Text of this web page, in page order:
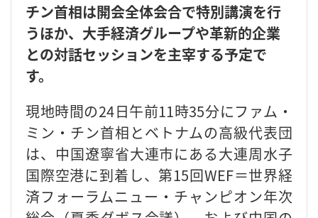
チン首相は開会全体会合で特別講演を行
うほか、大手経済グループや革新的企業
との対話セッションを主宰する予定で
す。
現地時間の24日午前11時35分にファム・
ミン・チン首相とベトナムの高級代表団
は、中国遼寧省大連市にある大連周水子
国際空港に到着し、第15回WEF＝世界経
済フォーラムニュー・チャンピオン年次